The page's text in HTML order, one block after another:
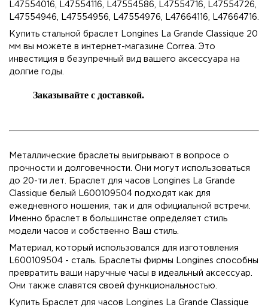
L47554016, L47554116, L47554586, L47554716, L47554726,
L47554946, L47554956, L47554976, L47664116, L47664716.
Купить стальной браслет Longines La Grande Classique 20
мм вы можете в интернет-магазине Correa. Это
инвестиция в безупречный вид вашего аксессуара на
долгие годы.
Заказывайте с доставкой.
Металлические браслеты выигрывают в вопросе о
прочности и долговечности. Они могут использоваться
до 20-ти лет. Браслет для часов Longines La Grande
Classique белый L600109504 подходят как для
ежедневного ношения, так и для официальной встречи.
Именно браслет в большинстве определяет стиль
модели часов и собственно Ваш стиль.
Материал, который использовался для изготовления
L600109504 - сталь. Браслеты фирмы Longines способны
превратить ваши наручные часы в идеальный аксессуар.
Они также славятся своей функциональностью.
Купить Браслет для часов Longines La Grande Classique